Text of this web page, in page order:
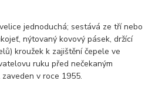
jednoduchá; sestává ze tří nebo
nýtovaný kovový pásek, držící
kroužek k zajištění čepele ve
ruku před nečekaným
v roce 1955.